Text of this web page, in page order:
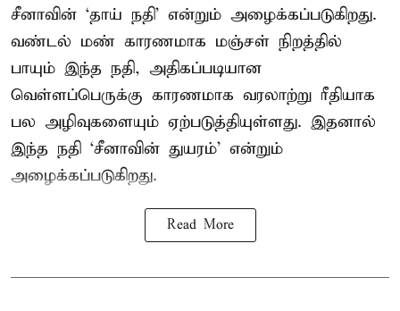
சீனாவின் ‘தாய் நதி’ என்றும் அழைக்கப்படுகிறது.
வண்டல் மண் காரணமாக மஞ்சள் நிறத்தில்
பாயும் இந்த நதி, அதிகப்படியான
வெள்ளப்பெருக்கு காரணமாக வரலாற்று ரீதியாக
பல அழிவுகளையும் ஏற்படுத்தியுள்ளது. இதனால்
இந்த நதி ‘சீனாவின் துயரம்’ என்றும்
அழைக்கப்படுகிறது.
Read More